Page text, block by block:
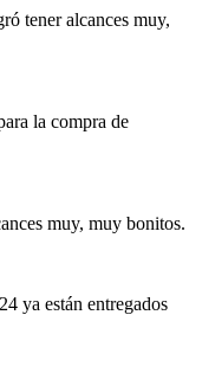
tener alcances muy,
la compra de
muy, muy bonitos.
ya están entregados